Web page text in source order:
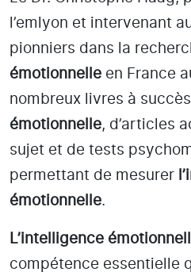
l’emlyon et intervenant
pionniers dans la
émotionnelle en France
nombreux livres à
émotionnelle, d’articles
sujet et de tests
permettant de mesurer
émotionnelle.
L’intelligence
compétence essentielle